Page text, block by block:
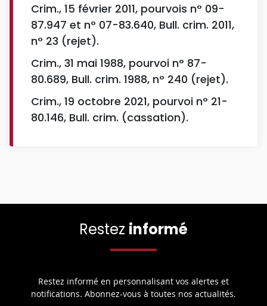
Crim., 15 février 2011, pourvois n° 09-
87.947 et n° 07-83.640, Bull. crim. 2011,
n° 23 (rejet).
Crim., 31 mai 1988, pourvoi n° 87-
80.689, Bull. crim. 1988, n° 240 (rejet).
Crim., 19 octobre 2021, pourvoi n° 21-
80.146, Bull. crim. (cassation).
Restez informé
Restez informé en personnalisant vos alertes et
notifications. Abonnez-vous à toutes nos actualités.